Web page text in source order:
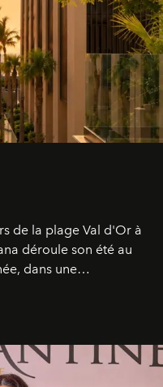
de la plage Val d'Or à
déroule son été au
dans une
succession de